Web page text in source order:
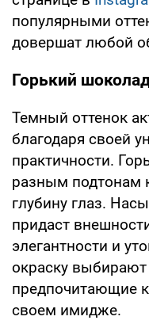
популярными
довершат любой
Горький
Темный оттенок
благодаря своей
практичности.
разным подтонам
глубину глаз.
придаст
элегантности и
окраску
предпочитающие
своем имидже.